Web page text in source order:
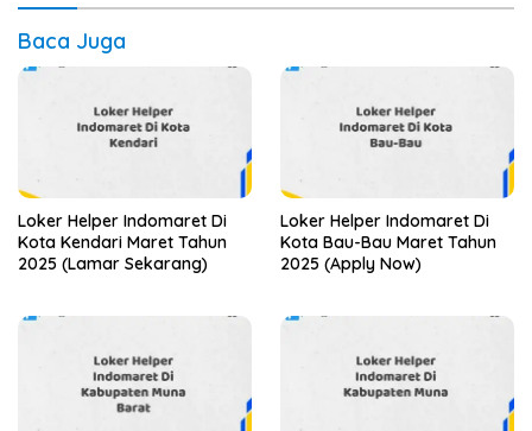
Baca Juga
Loker Helper Indomaret Di
Kota Kendari Maret Tahun
2025 (Lamar Sekarang)
Loker Helper Indomaret Di
Kota Bau-Bau Maret Tahun
2025 (Apply Now)